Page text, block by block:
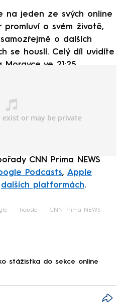
na jeden ze svých online
promluví o svém životě,
o dalších
se houslí. Celý díl uvidíte
ve 21:25.
CNN Prima NEWS
Podcasts, Apple
dalších platformách.
housle CNN Prima NEWS
stážistka do sekce online